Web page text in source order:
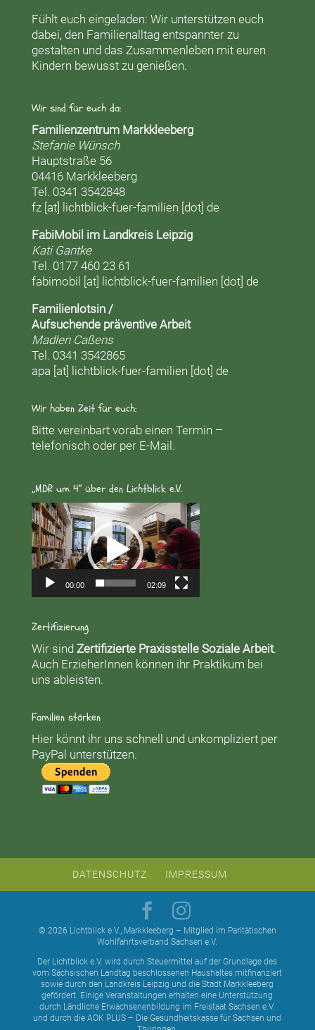
Fühlt euch eingeladen: Wir unterstützen euch
dabei, den Familienalltag entspannter zu
gestalten und das Zusammenleben mit euren
Kindern bewusst zu genießen.
Wir sind für euch da:
Familienzentrum Markkleeberg
Stefanie Wünsch
Hauptstraße 56
04416 Markkleeberg
Tel. 0341 3542848
fz [at] lichtblick-fuer-familien [dot] de
FabiMobil im Landkreis Leipzig
Kati Gantke
Tel. 0177 460 23 61
fabimobil [at] lichtblick-fuer-familien [dot] de
Familienlotsin /
Aufsuchende präventive Arbeit
Madlen Caßens
Tel. 0341 3542865
apa [at] lichtblick-fuer-familien [dot] de
Wir haben Zeit für euch:
Bitte vereinbart vorab einen Termin –
telefonisch oder per E-Mail.
„MDR um 4“ über den Lichtblick e.V.
Video-
Player
00:00 02:09
Zertifizierung
Wir sind Zertifizierte Praxisstelle Soziale Arbeit.
Auch ErzieherInnen können ihr Praktikum bei
uns ableisten.
Familien stärken
Hier könnt ihr uns schnell und unkompliziert per
PayPal unterstützen.
DATENSCHUTZ IMPRESSUM
© 2026 Lichtblick e.V., Markkleeberg – Mitglied im Paritätischen
Wohlfahrtsverband Sachsen e.V.
Der Lichtblick e.V. wird durch Steuermittel auf der Grundlage des
vom Sächsischen Landtag beschlossenen Haushaltes mitfinanziert
sowie durch den Landkreis Leipzig und die Stadt Markkleeberg
gefördert. Einige Veranstaltungen erhalten eine Unterstützung
durch Ländliche Erwachsenenbildung im Freistaat Sachsen e.V.
und durch die AOK PLUS – Die Gesundheitskasse für Sachsen und